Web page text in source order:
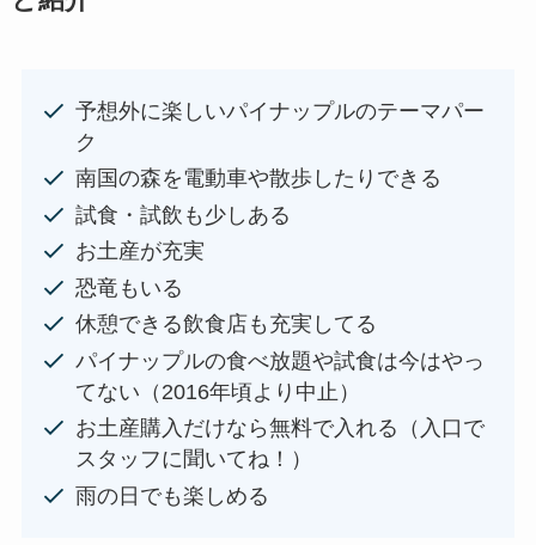
予想外に楽しいパイナップルのテーマパー
ク
南国の森を電動車や散歩したりできる
試食・試飲も少しある
お土産が充実
恐竜もいる
休憩できる飲食店も充実してる
パイナップルの食べ放題や試食は今はやっ
てない（2016年頃より中止）
お土産購入だけなら無料で入れる（入口で
スタッフに聞いてね！）
雨の日でも楽しめる